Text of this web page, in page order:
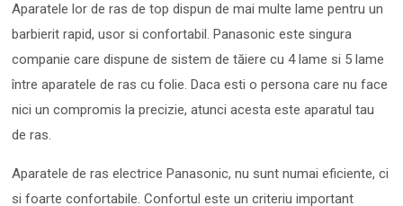
Aparatele lor de ras de top dispun de mai multe lame pentru un
barbierit rapid, usor si confortabil. Panasonic este singura
companie care dispune de sistem de tăiere cu 4 lame si 5 lame
între aparatele de ras cu folie. Daca esti o persona care nu face
nici un compromis la precizie, atunci acesta este aparatul tau
de ras.
Aparatele de ras electrice Panasonic, nu sunt numai eficiente, ci
si foarte confortabile. Confortul este un criteriu important